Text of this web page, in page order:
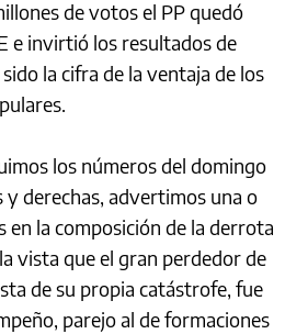
de votos el PP quedó
e invirtió los resultados de
la cifra de la ventaja de los
los números del domingo
derechas, advertimos una o
en la composición de la derrota
vista que el gran perdedor de
de su propia catástrofe, fue
parejo al de formaciones